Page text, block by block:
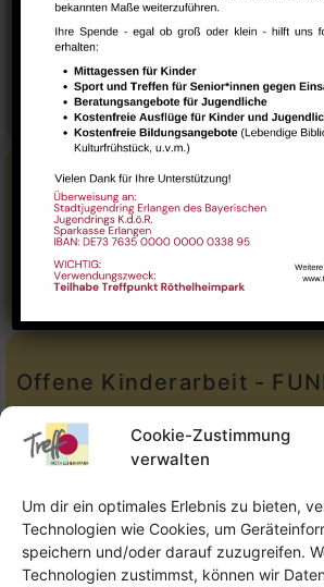
Cookie-Zustimmung
verwalten
Um dir ein optimales Erlebnis zu bieten,
Technologien wie Cookies, um
speichern und/oder darauf zuzugreifen.
Technologien zustimmst, können wir
Stadtteilhaus
E-Mail:leitung@treffpunkt-
Stadtteilarbeit
Telefon: 09131-9232779
E-Mail:stadtteilarbeit@treffpunkt-
Offene Kinderarbeit -
Tel.:Telefon: 09131-610749
E-Mail:oka@treffpunkt-
Offene Jugendarbeit -